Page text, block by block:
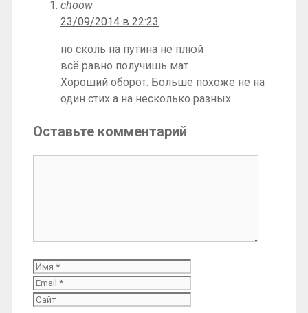
choow
23/09/2014 в 22:23
но сколь на путина не плюй
всё равно получишь мат
Хороший оборот. Больше похоже не на
один стих а на несколько разных.
Оставьте комментарий
Имя